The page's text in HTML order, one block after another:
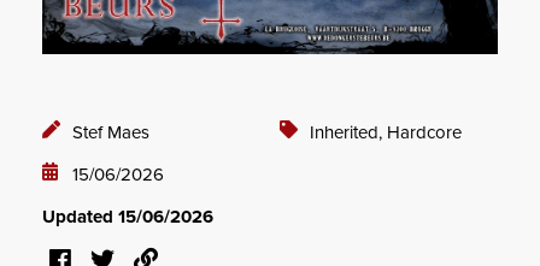
Stef Maes
15/06/2026
Inherited, Hardcore
Updated 15/06/2026